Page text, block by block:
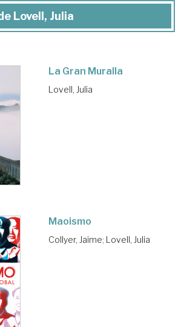
Lovell, Julia
La Gran Muralla
Lovell, Julia
Maoismo
Collyer, Jaime; Lovell, Julia